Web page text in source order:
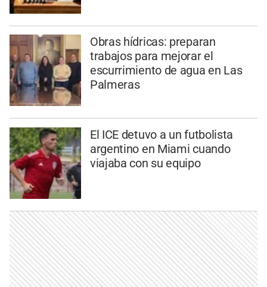
Obras hídricas: preparan
trabajos para mejorar el
escurrimiento de agua en Las
Palmeras
El ICE detuvo a un futbolista
argentino en Miami cuando
viajaba con su equipo